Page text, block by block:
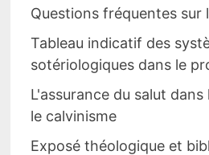
Questions fréquentes sur
Tableau indicatif des
sotériologiques dans le
L'assurance du salut
le calvinisme
Exposé théologique et